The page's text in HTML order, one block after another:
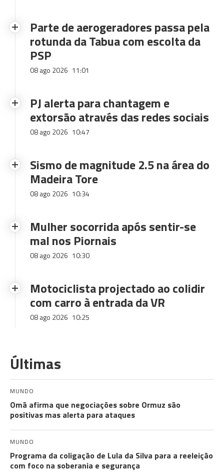
Parte de aerogeradores passa pela
rotunda da Tabua com escolta da
PSP
08 ago 2026 11:01
PJ alerta para chantagem e
extorsão através das redes sociais
08 ago 2026 10:47
Sismo de magnitude 2.5 na área do
Madeira Tore
08 ago 2026 10:34
Mulher socorrida após sentir-se
mal nos Piornais
08 ago 2026 10:30
Motociclista projectado ao colidir
com carro à entrada da VR
08 ago 2026 10:25
Últimas
MUNDO
Omã afirma que negociações sobre Ormuz são
positivas mas alerta para ataques
MUNDO
Programa da coligação de Lula da Silva para a reeleição
com foco na soberania e segurança